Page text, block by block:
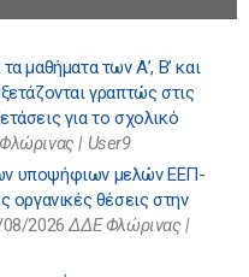
μαθήματα των Α’, Β’ και
γραπτώς στις
για το σχολικό
| User9
υποψήφιων μελών ΕΕΠ-
οργανικές θέσεις στην
2026 ΔΔΕ Φλώρινας |